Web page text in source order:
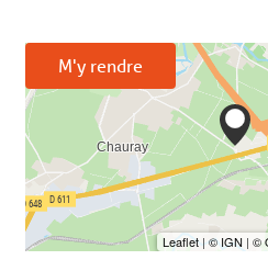
M'y rendre